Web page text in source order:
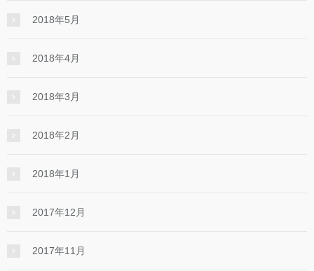
2018年5月
2018年4月
2018年3月
2018年2月
2018年1月
2017年12月
2017年11月